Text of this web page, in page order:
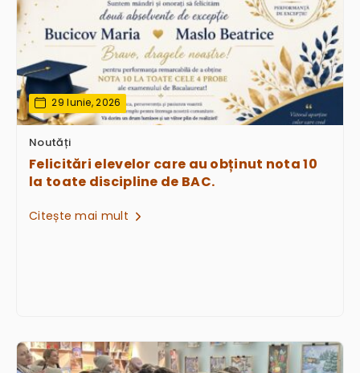
29 Iunie, 2026
Noutăți
Felicitări elevelor care au obținut nota 10
la toate discipline de BAC.
Citește mai mult